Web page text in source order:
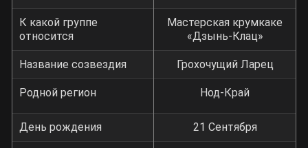
К какой группе
относится
Мастерская крумкаке
«Дзынь-Клац»
Название созвездия Грохочущий Ларец
Родной регион Нод-Край
День рождения 21 Сентября